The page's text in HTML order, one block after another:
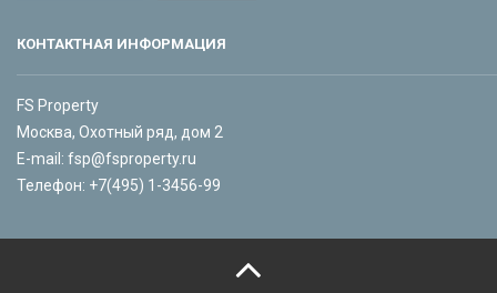
КОНТАКТНАЯ ИНФОРМАЦИЯ
FS Property
Москва, Охотный ряд, дом 2
E-mail: fsp@fsproperty.ru
Телефон: +7(495) 1-3456-99